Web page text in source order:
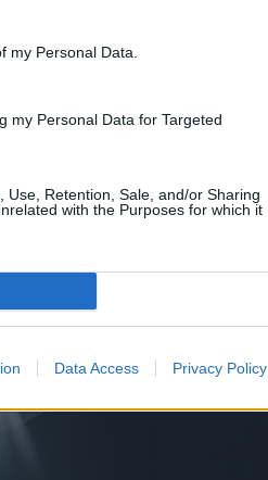
my Personal Data.
my Personal Data for Targeted
Use, Retention, Sale, and/or Sharing
with the Purposes for which it
Data Access Privacy Policy